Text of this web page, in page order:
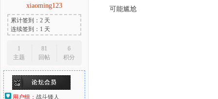
xiaoming123
累计签到：2 天
连续签到：1 天
1
主题
81
回帖
6
积分
用户组： 战斗矮人
可能尴尬